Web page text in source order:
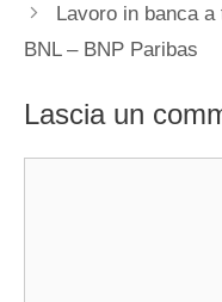
Lavoro in banca
BNL – BNP Paribas
Lascia un